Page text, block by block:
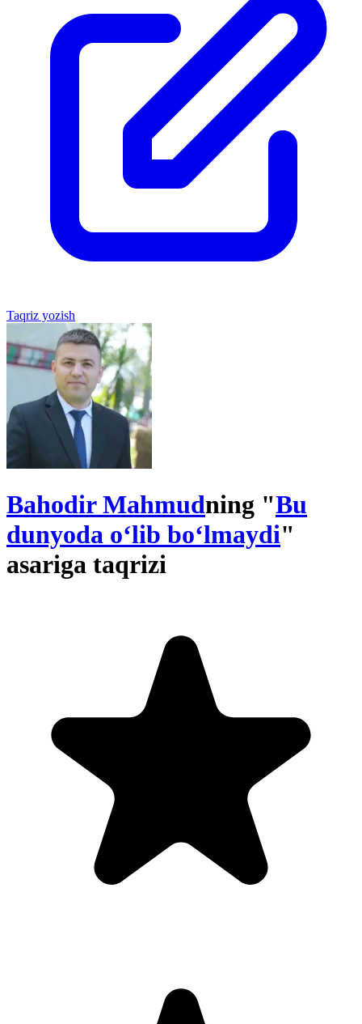
Taqriz yozish
Bahodir Mahmudning "Bu
dunyoda o‘lib bo‘lmaydi"
asariga taqrizi